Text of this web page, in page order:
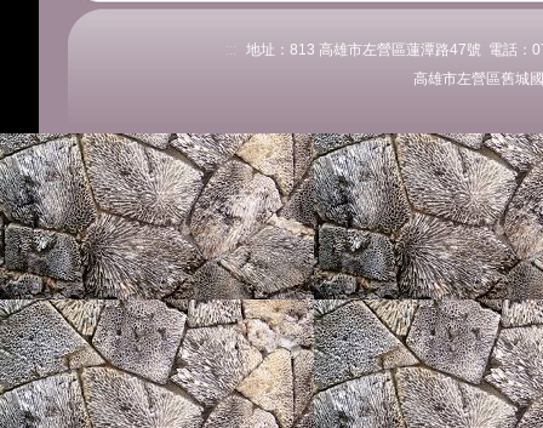
:::
地址：813 高雄市左營區蓮潭路47號 電話
高雄市左營區舊城